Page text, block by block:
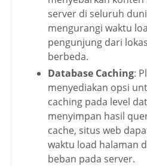
server di seluruh
mengurangi waktu
pengunjung dari
berbeda.
Database Caching:
menyediakan opsi
caching pada level
menyimpan hasil
cache, situs web
waktu load halaman
beban pada server.